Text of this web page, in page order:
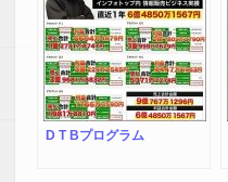
D T Bプログラム